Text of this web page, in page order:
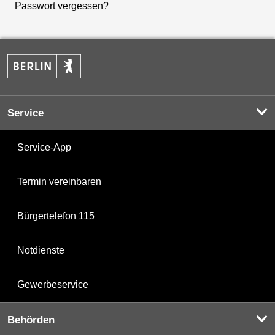
Passwort vergessen?
Service
Service-App
Termin vereinbaren
Bürgertelefon 115
Notdienste
Gewerbeservice
Behörden